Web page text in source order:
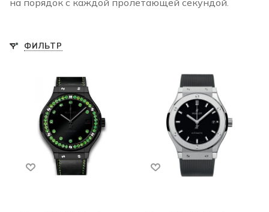
на порядок с каждой пролетающей секундой.
ФИЛЬТР